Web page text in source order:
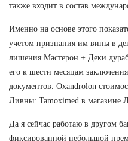
также входит в состав
Именно на основе этого
учетом признания им вины в
лишения Мастерон + Деки
его к шести месяцам
документов. Oxandrolon
Ливны: Tamoximed в магазине
Да я сейчас работаю в другом
фиксированной небольшой